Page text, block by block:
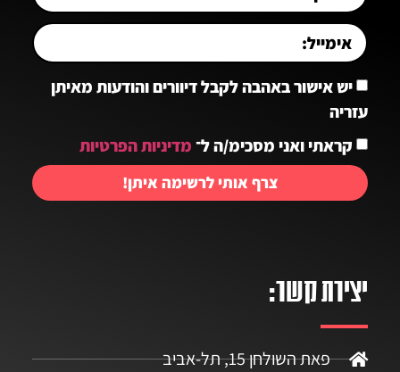
יש אישור באהבה לקבל דיוורים והודעות מאיתן
עזריה
קראתי ואני מסכימ/ה ל־מדיניות הפרטיות
צרף אותי לרשימה איתן!
יצירת קשר:
פאת השולחן 15, תל-אביב